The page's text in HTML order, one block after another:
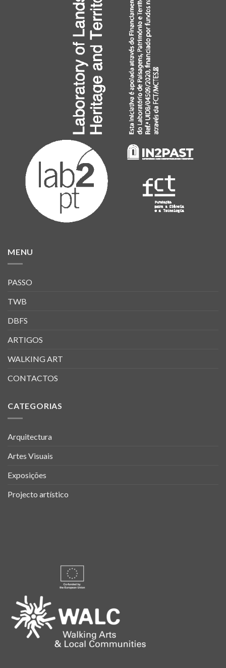
MENU
PASSO
TWB
DBFS
ARTIGOS
WALKING ART
CONTACTOS
CATEGORIAS
Arquitectura
Artes Visuais
Exposições
Projecto artístico